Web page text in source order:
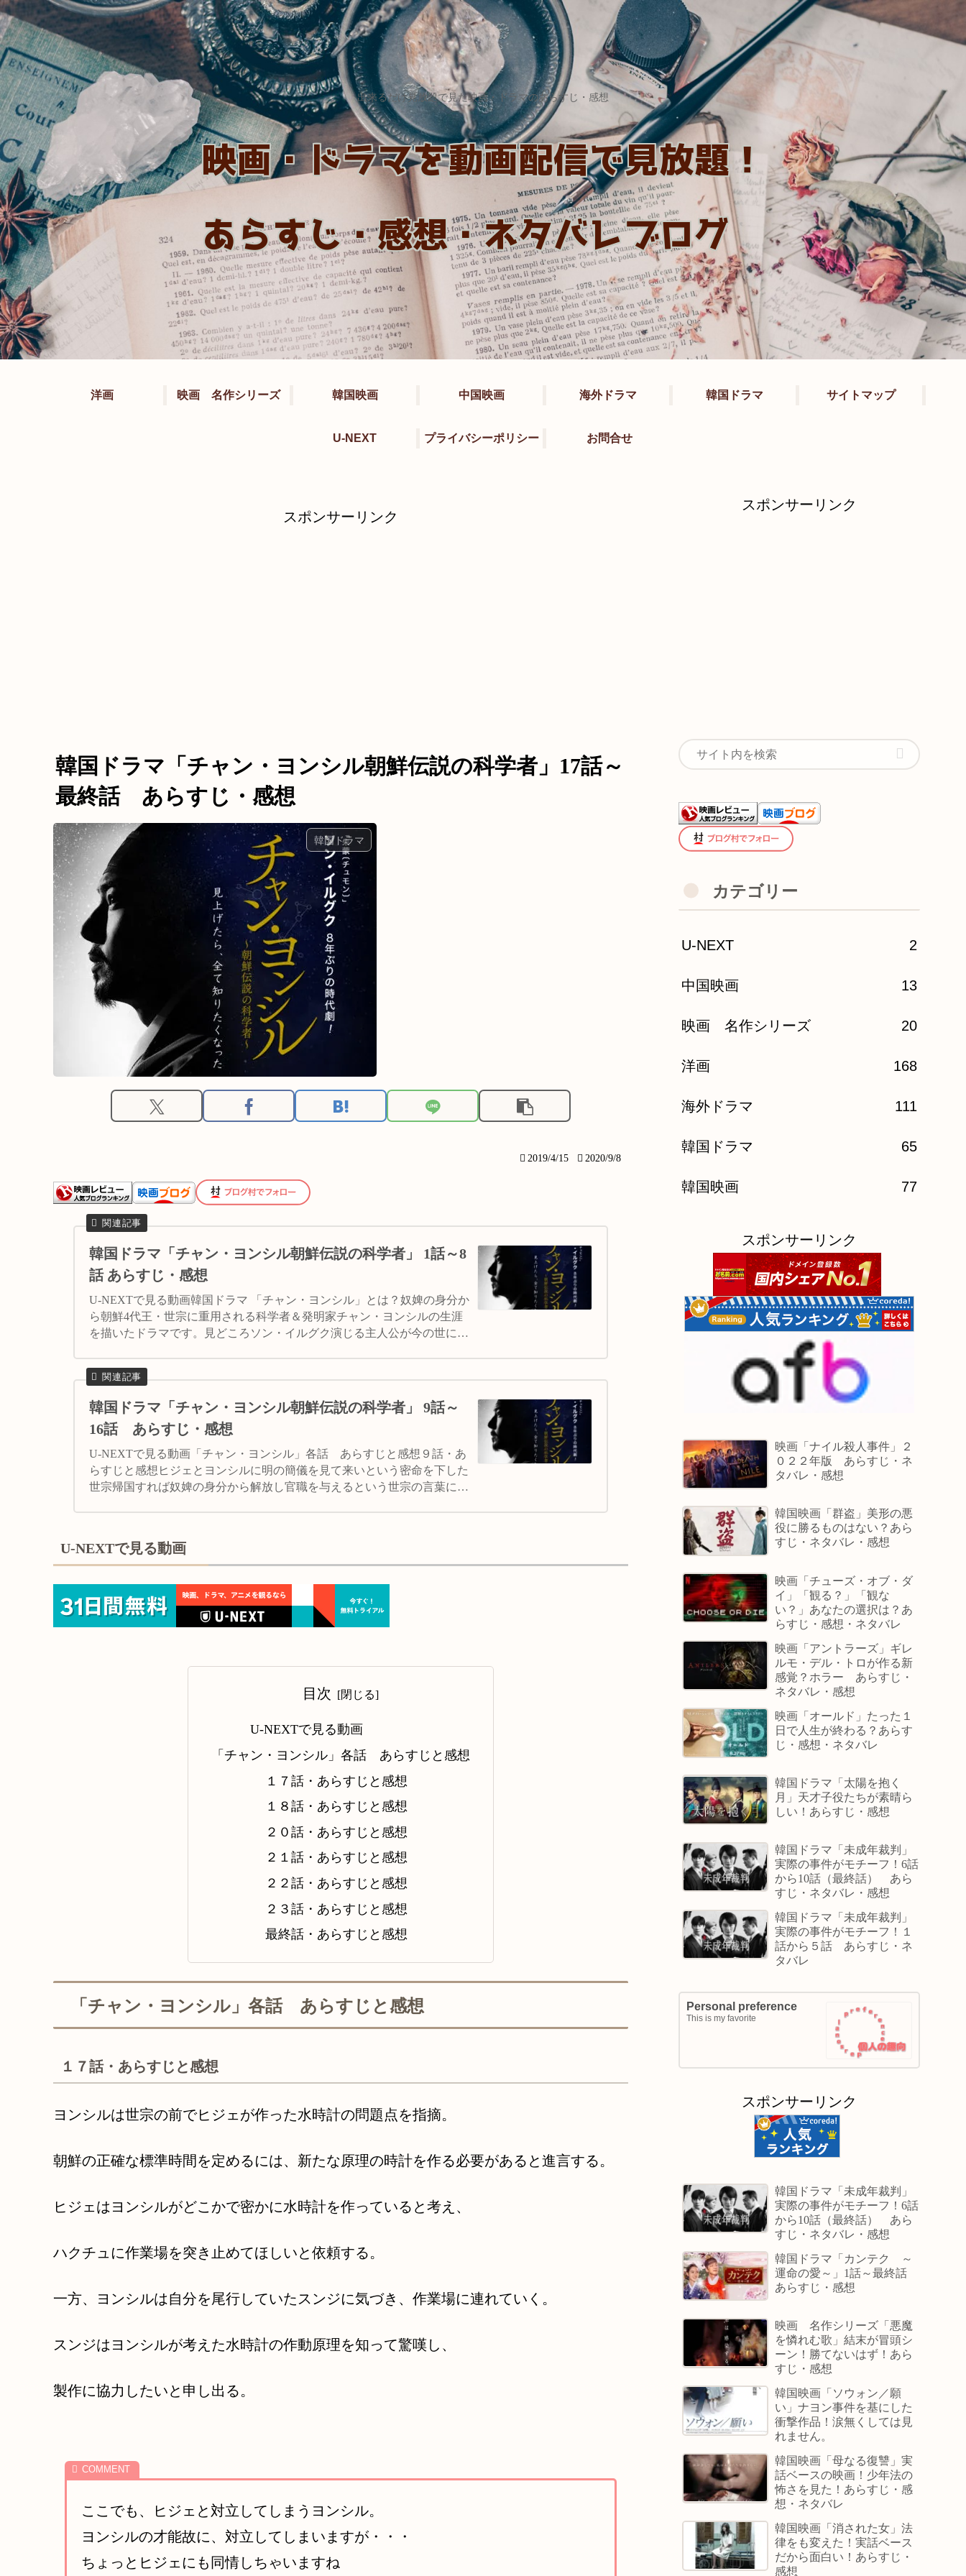
出来るだけ見放題で見た映画・ドラマのあらすじ・感想
洋画 映画 名作シリーズ 韓国映画 中国映画 海外ドラマ 韓国ドラマ サイトマップ
U-NEXT プライバシーポリシー お問合せ
スポンサーリンク
韓国ドラマ「チャン・ヨンシル朝鮮伝説の科学者」17話～
最終話 あらすじ・感想
韓国ドラマ
2019/4/15 2020/9/8
韓国ドラマ「チャン・ヨンシル朝鮮伝説の科学者」 1話～8
話 あらすじ・感想
U-NEXTで見る動画韓国ドラマ 「チャン・ヨンシル」とは？奴婢の身分か
ら朝鮮4代王・世宗に重用される科学者＆発明家チャン・ヨンシルの生涯
を描いたドラマです。見どころソン・イルグク演じる主人公が今の世に残
韓国ドラマ「チャン・ヨンシル朝鮮伝説の科学者」 9話～
16話 あらすじ・感想
U-NEXTで見る動画「チャン・ヨンシル」各話 あらすじと感想９話・あ
らすじと感想ヒジェとヨンシルに明の簡儀を見て来いという密命を下した
世宗帰国すれば奴婢の身分から解放し官職を与えるという世宗の言葉にヨ
U-NEXTで見る動画
目次
U-NEXTで見る動画
「チャン・ヨンシル」各話 あらすじと感想
１７話・あらすじと感想
１８話・あらすじと感想
２０話・あらすじと感想
２１話・あらすじと感想
２２話・あらすじと感想
２３話・あらすじと感想
最終話・あらすじと感想
「チャン・ヨンシル」各話 あらすじと感想
１７話・あらすじと感想
ヨンシルは世宗の前でヒジェが作った水時計の問題点を指摘。
朝鮮の正確な標準時間を定めるには、新たな原理の時計を作る必要があると進言する。
ヒジェはヨンシルがどこかで密かに水時計を作っていると考え、
ハクチュに作業場を突き止めてほしいと依頼する。
一方、ヨンシルは自分を尾行していたスンジに気づき、作業場に連れていく。
スンジはヨンシルが考えた水時計の作動原理を知って驚嘆し、
製作に協力したいと申し出る。
ここでも、ヒジェと対立してしまうヨンシル。
ヨンシルの才能故に、対立してしまいますが・・・
ちょっとヒジェにも同情しちゃいますね
スポンサーリンク
カテゴリー
U-NEXT 2
中国映画 13
映画 名作シリーズ 20
洋画 168
海外ドラマ 111
韓国ドラマ 65
韓国映画 77
スポンサーリンク
映画「ナイル殺人事件」２
０２２年版 あらすじ・ネ
タバレ・感想
韓国映画「群盗」美形の悪
役に勝るものはない？あら
すじ・ネタバレ・感想
映画「チューズ・オブ・ダ
イ」「観る？」「観な
い？」あなたの選択は？あ
らすじ・感想・ネタバレ
映画「アントラーズ」ギレ
ルモ・デル・トロが作る新
感覚？ホラー あらすじ・
ネタバレ・感想
映画「オールド」たった１
日で人生が終わる？あらす
じ・感想・ネタバレ
韓国ドラマ「太陽を抱く
月」天才子役たちが素晴ら
しい！あらすじ・感想
韓国ドラマ「未成年裁判」
実際の事件がモチーフ！6話
から10話（最終話） あら
すじ・ネタバレ・感想
韓国ドラマ「未成年裁判」
実際の事件がモチーフ！１
話から５話 あらすじ・ネ
タバレ
Personal preference
This is my favorite
スポンサーリンク
韓国ドラマ「未成年裁判」
実際の事件がモチーフ！6話
から10話（最終話） あら
すじ・ネタバレ・感想
韓国ドラマ「カンテク ～
運命の愛～」1話～最終話
あらすじ・感想
映画 名作シリーズ「悪魔
を憐れむ歌」結末が冒頭シ
ーン！勝てないはず！あら
すじ・感想
韓国映画「ソウォン／願
い」ナヨン事件を基にした
衝撃作品！涙無くしては見
れません。
韓国映画「母なる復讐」実
話ベースの映画！少年法の
怖さを見た！あらすじ・感
想・ネタバレ
韓国映画「消された女」法
律をも変えた！実話ベース
だから面白い！あらすじ・
感想